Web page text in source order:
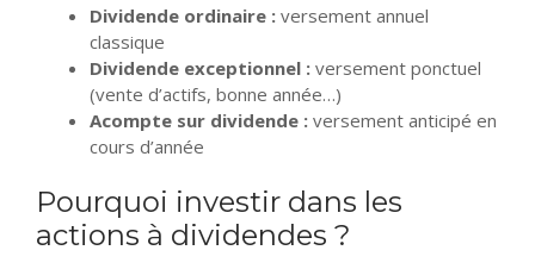
Dividende ordinaire : versement annuel
classique
Dividende exceptionnel : versement ponctuel
(vente d’actifs, bonne année…)
Acompte sur dividende : versement anticipé en
cours d’année
Pourquoi investir dans les
actions à dividendes ?